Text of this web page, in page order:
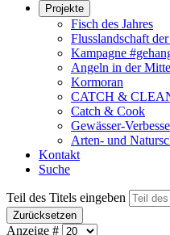
Projekte
Fisch des Jahres
Flusslandschaft
Kampagne
Angeln in der
Kormoran
CATCH &
Catch & Cook
Gewässer-
Arten- und
Kontakt
Suche
Teil des Titels eingeben
Zurücksetzen
Anzeige #